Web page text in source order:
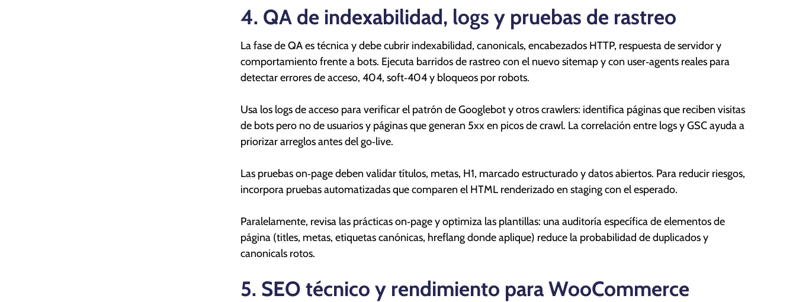
4. QA de indexabilidad, logs y pruebas de rastreo
La fase de QA es técnica y debe cubrir indexabilidad, canonicals, encabezados HTTP, respuesta de servidor y
comportamiento frente a bots. Ejecuta barridos de rastreo con el nuevo sitemap y con user‑agents reales para
detectar errores de acceso, 404, soft‑404 y bloqueos por robots.
Usa los logs de acceso para verificar el patrón de Googlebot y otros crawlers: identifica páginas que reciben visitas
de bots pero no de usuarios y páginas que generan 5xx en picos de crawl. La correlación entre logs y GSC ayuda a
priorizar arreglos antes del go‑live.
Las pruebas on‑page deben validar títulos, metas, H1, marcado estructurado y datos abiertos. Para reducir riesgos,
incorpora pruebas automatizadas que comparen el HTML renderizado en staging con el esperado.
Paralelamente, revisa las prácticas on‑page y optimiza las plantillas: una auditoría específica de elementos de
página (titles, metas, etiquetas canónicas, hreflang donde aplique) reduce la probabilidad de duplicados y
canonicals rotos.
5. SEO técnico y rendimiento para WooCommerce